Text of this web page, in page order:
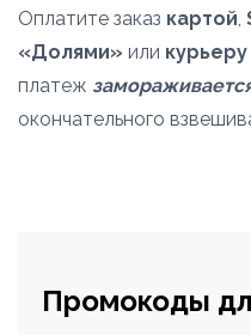
Оплатите заказ картой,
«Долями» или
платеж
окончательного
Промокоды